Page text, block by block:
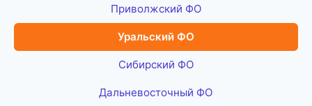
Приволжский ФО
Уральский ФО
Сибирский ФО
Дальневосточный ФО